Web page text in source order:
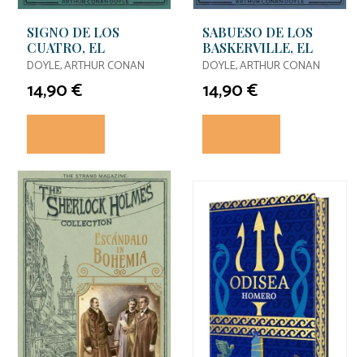
SIGNO DE LOS
CUATRO, EL
DOYLE, ARTHUR CONAN
14,90 €
SABUESO DE LOS
BASKERVILLE, EL
DOYLE, ARTHUR CONAN
14,90 €